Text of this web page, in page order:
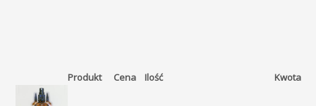
Produkt Cena Ilość Kwota